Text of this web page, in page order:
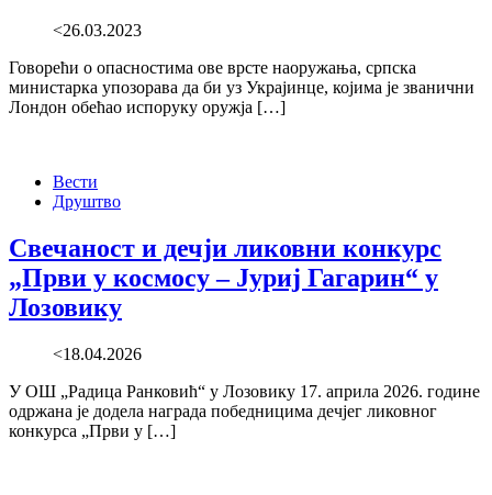
<26.03.2023
Говорећи о опасностима ове врсте наоружања, српска
министарка упозорава да би уз Украјинце, којима је званични
Лондон обећао испоруку оружја […]
Вести
Друштво
Свечаност и дечји ликовни конкурс
„Први у космосу – Јуриј Гагарин“ у
Лозовику
<18.04.2026
У ОШ „Радица Ранковић“ у Лозовику 17. априла 2026. године
одржана је додела награда победницима дечјег ликовног
конкурса „Први у […]